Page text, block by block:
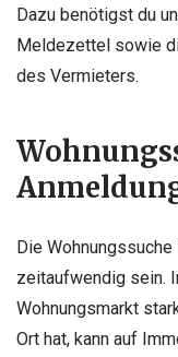
Dazu benötigst du
Meldezettel sowie
des Vermieters.
Die Wohnungssuche
zeitaufwendig sein.
Wohnungsmarkt
Ort hat, kann auf